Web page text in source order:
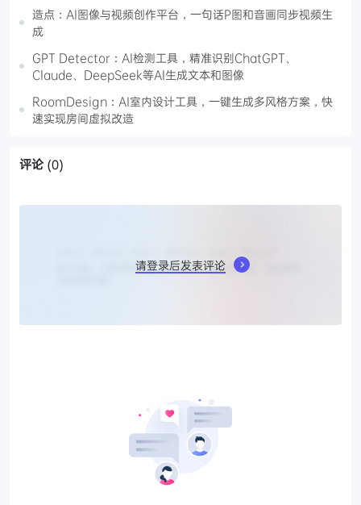
造点：AI图像与视频创作平台，一句话P图和音画同步视频生
成
GPT Detector：AI检测工具，精准识别ChatGPT、
Claude、DeepSeek等AI生成文本和图像
RoomDesign：AI室内设计工具，一键生成多风格方案，快
速实现房间虚拟改造
评论 (0)
请登录后发表评论